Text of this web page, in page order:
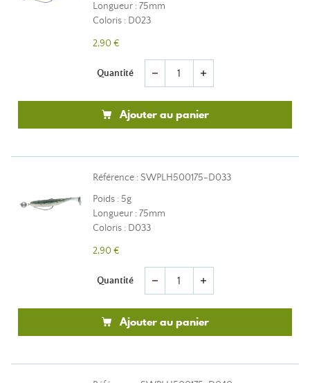
Longueur : 75mm
Coloris : D023
2,90 €
Quantité remove add
Ajouter au panier
Référence : SWPLH500175-D033
Poids : 5g
Longueur : 75mm
Coloris : D033
2,90 €
Quantité remove add
Ajouter au panier